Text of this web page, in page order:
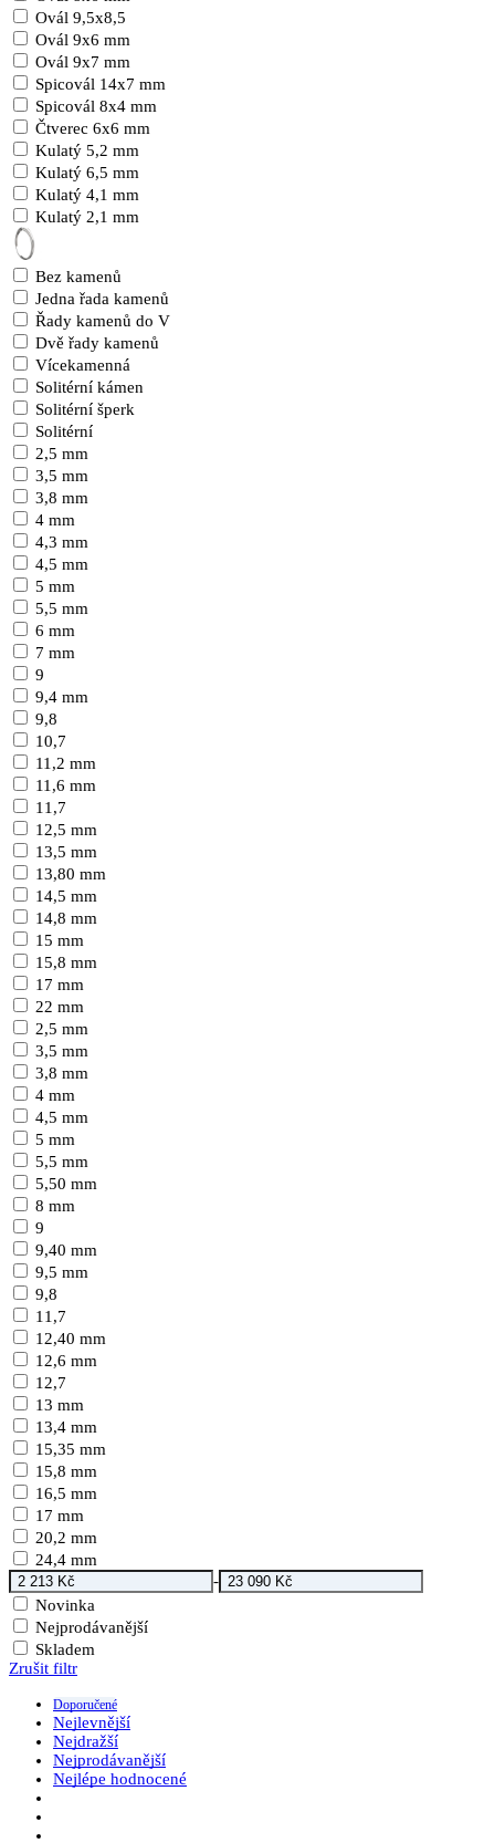
Ovál 9,5x8,5
Ovál 9x6 mm
Ovál 9x7 mm
Spicovál 14x7 mm
Spicovál 8x4 mm
Čtverec 6x6 mm
Kulatý 5,2 mm
Kulatý 6,5 mm
Kulatý 4,1 mm
Kulatý 2,1 mm
Bez kamenů
Jedna řada kamenů
Řady kamenů do V
Dvě řady kamenů
Vícekamenná
Solitérní kámen
Solitérní šperk
Solitérní
2,5 mm
3,5 mm
3,8 mm
4 mm
4,3 mm
4,5 mm
5 mm
5,5 mm
6 mm
7 mm
9
9,4 mm
9,8
10,7
11,2 mm
11,6 mm
11,7
12,5 mm
13,5 mm
13,80 mm
14,5 mm
14,8 mm
15 mm
15,8 mm
17 mm
22 mm
2,5 mm
3,5 mm
3,8 mm
4 mm
4,5 mm
5 mm
5,5 mm
5,50 mm
8 mm
9
9,40 mm
9,5 mm
9,8
11,7
12,40 mm
12,6 mm
12,7
13 mm
13,4 mm
15,35 mm
15,8 mm
16,5 mm
17 mm
20,2 mm
24,4 mm
-
Novinka
Nejprodávanější
Skladem
Zrušit filtr
Doporučené
Nejlevnější
Nejdražší
Nejprodávanější
Nejlépe hodnocené